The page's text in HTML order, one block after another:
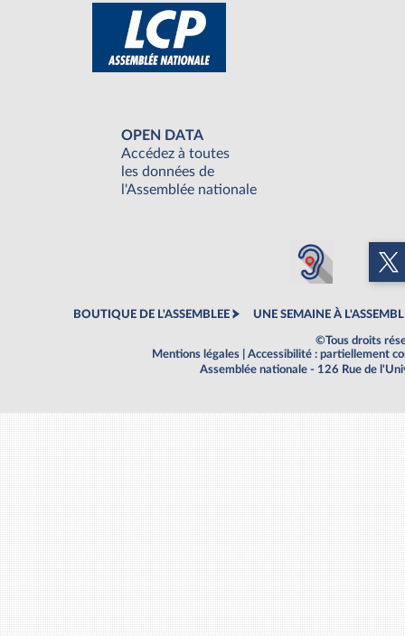
OPEN DATA
Accédez à toutes
les données de
l'Assemblée nationale
BOUTIQUE DE L'ASSEMBLEE UNE SEMAINE À
©Tous droits
Mentions légales
Accessibilité : partiellement
Assemblée nationale - 126 Rue de